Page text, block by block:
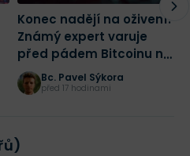
Konec nadějí na oživení?
Známý expert varuje
před pádem Bitcoinu na
43 500 dolarů
Bc. Pavel Sýkora
před 17 hodinami